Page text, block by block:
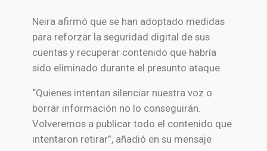
Neira afirmó que se han adoptado medidas
para reforzar la seguridad digital de sus
cuentas y recuperar contenido que habría
sido eliminado durante el presunto ataque.
“Quienes intentan silenciar nuestra voz o
borrar información no lo conseguirán.
Volveremos a publicar todo el contenido que
intentaron retirar”, añadió en su mensaje